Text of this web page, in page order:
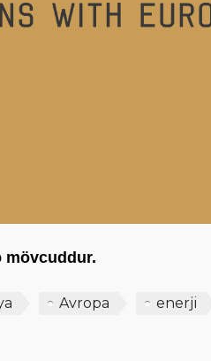
mövcuddur.
Avropa
enerji